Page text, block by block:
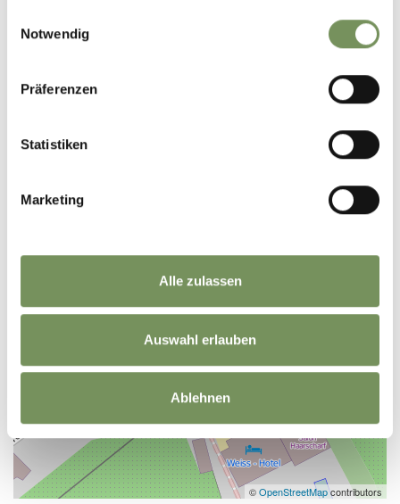
Notwendig
Präferenzen
Statistiken
Marketing
Alle zulassen
Auswahl erlauben
Ablehnen
−
©OpenStreetMapcontributors